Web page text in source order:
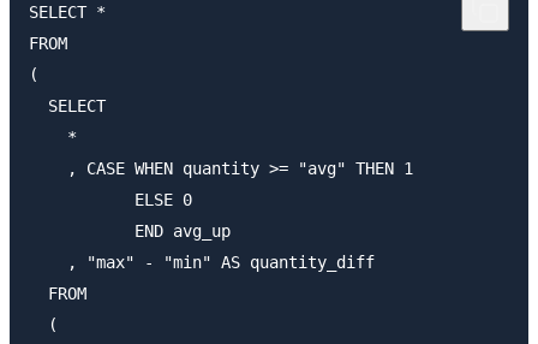
SELECT *
FROM
(
  SELECT
    *
    , CASE WHEN quantity >= "avg" THEN 1
           ELSE 0
           END avg_up
    , "max" - "min" AS quantity_diff
  FROM
  (